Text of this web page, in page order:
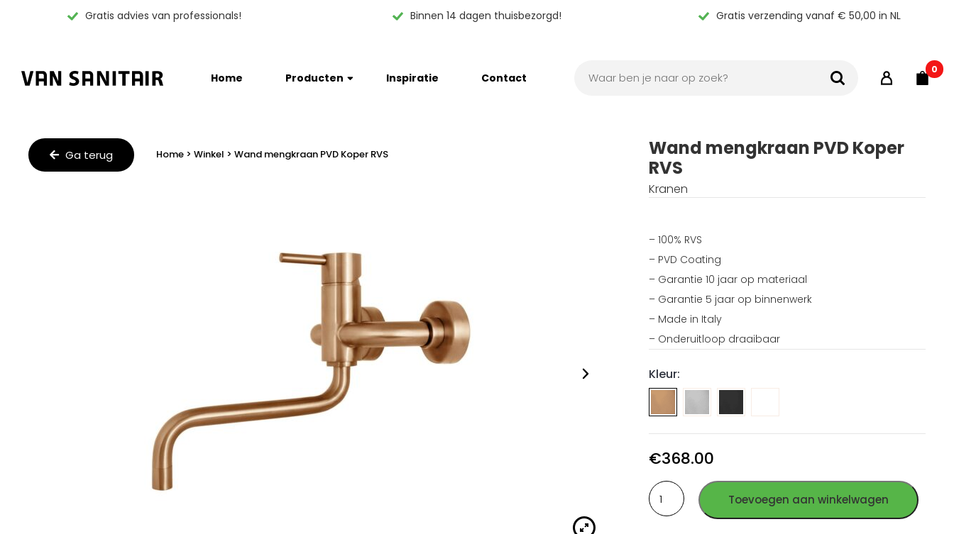
Gratis advies van professionals! Binnen 14 dagen thuisbezorgd! Gratis verzending vanaf € 50,00 in NL
Home Producten Inspiratie Contact
0
Ga terug Home > Winkel > Wand mengkraan PVD Koper RVS
Wand mengkraan PVD Koper
RVS
Kranen
– 100% RVS
– PVD Coating
– Garantie 10 jaar op materiaal
– Garantie 5 jaar op binnenwerk
– Made in Italy
– Onderuitloop draaibaar
Kleur:
mengkraan
geborsteld
RVS
mengkraan
PVD
mengkraan
PVD
€368.00
Wand
mengkraan
PVD
Toevoegen aan winkelwagen